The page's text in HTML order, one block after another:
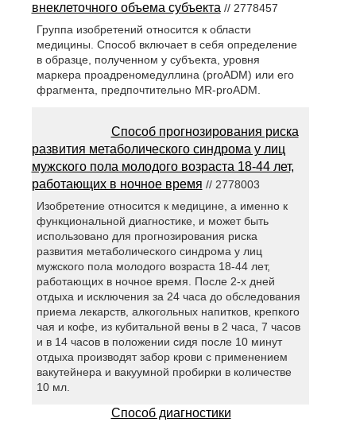
внеклеточного объема субъекта // 2778457
Группа изобретений относится к области
медицины. Способ включает в себя определение
в образце, полученном у субъекта, уровня
маркера проадреномедуллина (proADM) или его
фрагмента, предпочтительно MR-proADM.
Способ прогнозирования риска
развития метаболического синдрома у лиц
мужского пола молодого возраста 18-44 лет,
работающих в ночное время // 2778003
Изобретение относится к медицине, а именно к
функциональной диагностике, и может быть
использовано для прогнозирования риска
развития метаболического синдрома у лиц
мужского пола молодого возраста 18-44 лет,
работающих в ночное время. После 2-х дней
отдыха и исключения за 24 часа до обследования
приема лекарств, алкогольных напитков, крепкого
чая и кофе, из кубитальной вены в 2 часа, 7 часов
и в 14 часов в положении сидя после 10 минут
отдыха производят забор крови с применением
вакутейнера и вакуумной пробирки в количестве
10 мл.
Способ диагностики